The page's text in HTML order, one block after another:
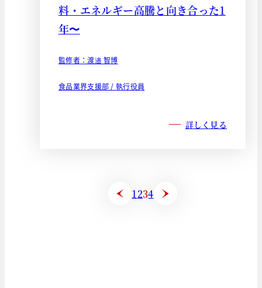
料・エネルギー高騰と向き合った1
年〜
監修者：渡邉 智博
食品業界支援部 / 執行役員
詳しく見る
1234